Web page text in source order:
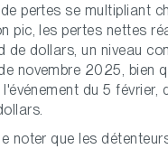
pertes se multipliant
pic, les pertes nettes
de dollars, un niveau
novembre 2025, bien
du 5 février,
noter que les